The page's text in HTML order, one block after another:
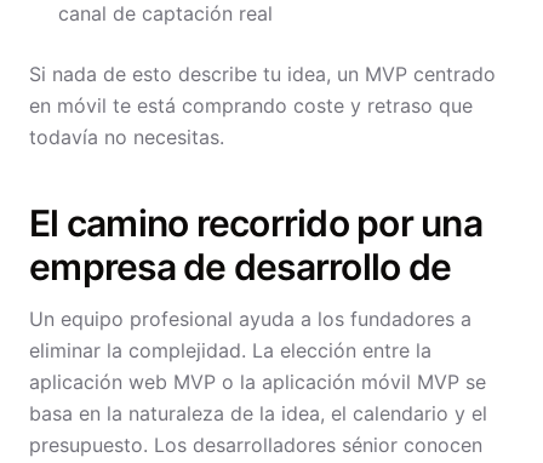
canal de captación real
Si nada de esto describe tu idea, un MVP centrado
en móvil te está comprando coste y retraso que
todavía no necesitas.
El camino recorrido por una
empresa de desarrollo de
Un equipo profesional ayuda a los fundadores a
eliminar la complejidad. La elección entre la
aplicación web MVP o la aplicación móvil MVP se
basa en la naturaleza de la idea, el calendario y el
presupuesto. Los desarrolladores sénior conocen